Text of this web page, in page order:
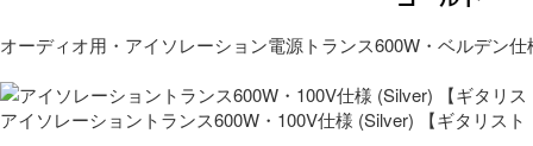
オーディオ用・アイソレーション電源トランス600W・ベルデン仕
アイソレーショントランス600W・100V仕様 (Silver) 【ギタリス